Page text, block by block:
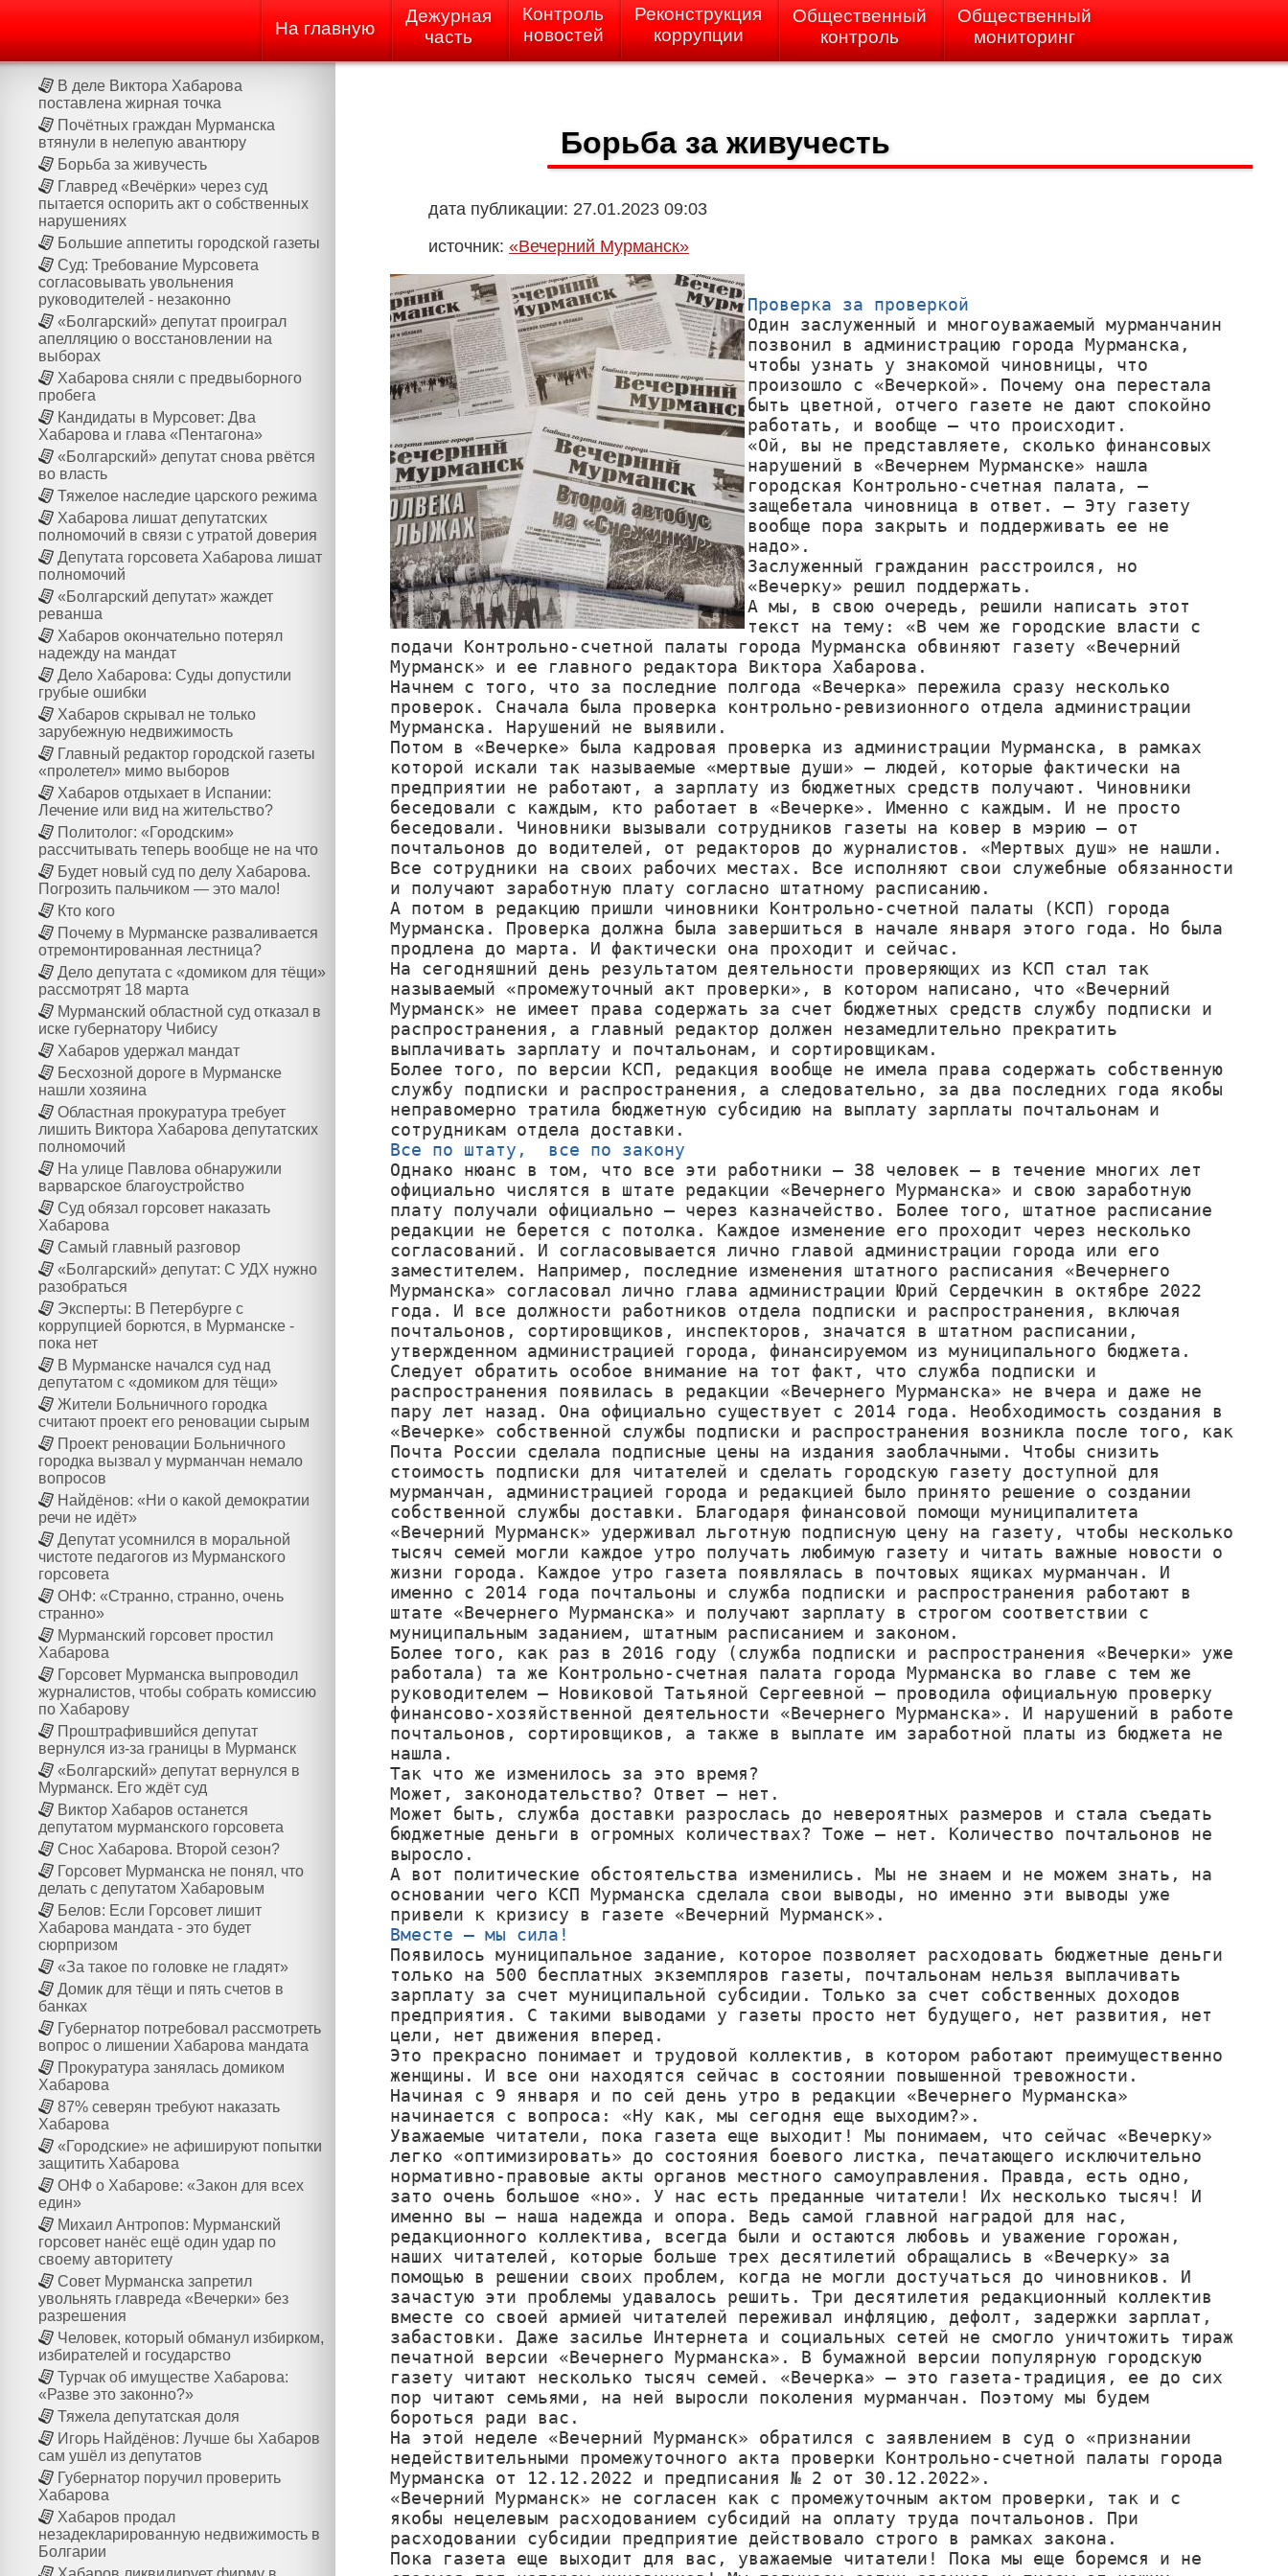
На главную
Дежурная
часть
Контроль
новостей
Реконструкция
коррупции
Общественный
контроль
Общественный
мониторинг
В деле Виктора Хабарова
поставлена жирная точка
Почётных граждан Мурманска
втянули в нелепую авантюру
Борьба за живучесть
Главред «Вечёрки» через суд
пытается оспорить акт о собственных
нарушениях
Большие аппетиты городской газеты
Суд: Требование Мурсовета
согласовывать увольнения
руководителей - незаконно
«Болгарский» депутат проиграл
апелляцию о восстановлении на
выборах
Хабарова сняли с предвыборного
пробега
Кандидаты в Мурсовет: Два
Хабарова и глава «Пентагона»
«Болгарский» депутат снова рвётся
во власть
Тяжелое наследие царского режима
Хабарова лишат депутатских
полномочий в связи с утратой доверия
Депутата горсовета Хабарова лишат
полномочий
«Болгарский депутат» жаждет
реванша
Хабаров окончательно потерял
надежду на мандат
Дело Хабарова: Суды допустили
грубые ошибки
Хабаров скрывал не только
зарубежную недвижимость
Главный редактор городской газеты
«пролетел» мимо выборов
Хабаров отдыхает в Испании:
Лечение или вид на жительство?
Политолог: «Городским»
рассчитывать теперь вообще не на что
Будет новый суд по делу Хабарова.
Погрозить пальчиком — это мало!
Кто кого
Почему в Мурманске разваливается
отремонтированная лестница?
Дело депутата с «домиком для тёщи»
рассмотрят 18 марта
Мурманский областной суд отказал в
иске губернатору Чибису
Хабаров удержал мандат
Бесхозной дороге в Мурманске
нашли хозяина
Областная прокуратура требует
лишить Виктора Хабарова депутатских
полномочий
На улице Павлова обнаружили
варварское благоустройство
Суд обязал горсовет наказать
Хабарова
Самый главный разговор
«Болгарский» депутат: С УДХ нужно
разобраться
Эксперты: В Петербурге с
коррупцией борются, в Мурманске -
пока нет
В Мурманске начался суд над
депутатом с «домиком для тёщи»
Жители Больничного городка
считают проект его реновации сырым
Проект реновации Больничного
городка вызвал у мурманчан немало
вопросов
Найдёнов: «Ни о какой демократии
речи не идёт»
Депутат усомнился в моральной
чистоте педагогов из Мурманского
горсовета
ОНФ: «Странно, странно, очень
странно»
Мурманский горсовет простил
Хабарова
Горсовет Мурманска выпроводил
журналистов, чтобы собрать комиссию
по Хабарову
Проштрафившийся депутат
вернулся из-за границы в Мурманск
«Болгарский» депутат вернулся в
Мурманск. Его ждёт суд
Виктор Хабаров останется
депутатом мурманского горсовета
Снос Хабарова. Второй сезон?
Горсовет Мурманска не понял, что
делать с депутатом Хабаровым
Белов: Если Горсовет лишит
Хабарова мандата - это будет
сюрпризом
«За такое по головке не гладят»
Домик для тёщи и пять счетов в
банках
Губернатор потребовал рассмотреть
вопрос о лишении Хабарова мандата
Прокуратура занялась домиком
Хабарова
87% северян требуют наказать
Хабарова
«Городские» не афишируют попытки
защитить Хабарова
ОНФ о Хабарове: «Закон для всех
един»
Михаил Антропов: Мурманский
горсовет нанёс ещё один удар по
своему авторитету
Совет Мурманска запретил
увольнять главреда «Вечерки» без
разрешения
Человек, который обманул избирком,
избирателей и государство
Турчак об имуществе Хабарова:
«Разве это законно?»
Тяжела депутатская доля
Игорь Найдёнов: Лучше бы Хабаров
сам ушёл из депутатов
Губернатор поручил проверить
Хабарова
Хабаров продал
незадекларированную недвижимость в
Болгарии
Борьба за живучесть
дата публикации: 27.01.2023 09:03
источник: «Вечерний Мурманск»
Проверка за проверкой
Один заслуженный и многоуважаемый мурманчанин
позвонил в администрацию города Мурманска,
чтобы узнать у знакомой чиновницы, что
произошло с «Вечеркой». Почему она перестала
быть цветной, отчего газете не дают спокойно
работать, и вообще – что происходит.
«Ой, вы не представляете, сколько финансовых
нарушений в «Вечернем Мурманске» нашла
городская Контрольно-счетная палата, –
защебетала чиновница в ответ. – Эту газету
вообще пора закрыть и поддерживать ее не
надо».
Заслуженный гражданин расстроился, но
«Вечерку» решил поддержать.
А мы, в свою очередь, решили написать этот
текст на тему: «В чем же городские власти с
подачи Контрольно-счетной палаты города Мурманска обвиняют газету «Вечерний
Мурманск» и ее главного редактора Виктора Хабарова.
Начнем с того, что за последние полгода «Вечерка» пережила сразу несколько
проверок. Сначала была проверка контрольно-ревизионного отдела администрации
Мурманска. Нарушений не выявили.
Потом в «Вечерке» была кадровая проверка из администрации Мурманска, в рамках
которой искали так называемые «мертвые души» – людей, которые фактически на
предприятии не работают, а зарплату из бюджетных средств получают. Чиновники
беседовали с каждым, кто работает в «Вечерке». Именно с каждым. И не просто
беседовали. Чиновники вызывали сотрудников газеты на ковер в мэрию – от
почтальонов до водителей, от редакторов до журналистов. «Мертвых душ» не нашли.
Все сотрудники на своих рабочих местах. Все исполняют свои служебные обязанности
и получают заработную плату согласно штатному расписанию.
А потом в редакцию пришли чиновники Контрольно-счетной палаты (КСП) города
Мурманска. Проверка должна была завершиться в начале января этого года. Но была
продлена до марта. И фактически она проходит и сейчас.
На сегодняшний день результатом деятельности проверяющих из КСП стал так
называемый «промежуточный акт проверки», в котором написано, что «Вечерний
Мурманск» не имеет права содержать за счет бюджетных средств службу подписки и
распространения, а главный редактор должен незамедлительно прекратить
выплачивать зарплату и почтальонам, и сортировщикам.
Более того, по версии КСП, редакция вообще не имела права содержать собственную
службу подписки и распространения, а следовательно, за два последних года якобы
неправомерно тратила бюджетную субсидию на выплату зарплаты почтальонам и
Все по штату,  все по закону
Однако нюанс в том, что все эти работники – 38 человек – в течение многих лет
официально числятся в штате редакции «Вечернего Мурманска» и свою заработную
плату получали официально – через казначейство. Более того, штатное расписание
редакции не берется с потолка. Каждое изменение его проходит через несколько
согласований. И согласовывается лично главой администрации города или его
заместителем. Например, последние изменения штатного расписания «Вечернего
Мурманска» согласовал лично глава администрации Юрий Сердечкин в октябре 2022
года. И все должности работников отдела подписки и распространения, включая
почтальонов, сортировщиков, инспекторов, значатся в штатном расписании,
утвержденном администрацией города, финансируемом из муниципального бюджета.
Следует обратить особое внимание на тот факт, что служба подписки и
распространения появилась в редакции «Вечернего Мурманска» не вчера и даже не
пару лет назад. Она официально существует с 2014 года. Необходимость создания в
«Вечерке» собственной службы подписки и распространения возникла после того, как
Почта России сделала подписные цены на издания заоблачными. Чтобы снизить
стоимость подписки для читателей и сделать городскую газету доступной для
мурманчан, администрацией города и редакцией было принято решение о создании
собственной службы доставки. Благодаря финансовой помощи муниципалитета
«Вечерний Мурманск» удерживал льготную подписную цену на газету, чтобы несколько
тысяч семей могли каждое утро получать любимую газету и читать важные новости о
жизни города. Каждое утро газета появлялась в почтовых ящиках мурманчан. И
именно с 2014 года почтальоны и служба подписки и распространения работают в
штате «Вечернего Мурманска» и получают зарплату в строгом соответствии с
муниципальным заданием, штатным расписанием и законом.
Более того, как раз в 2016 году (служба подписки и распространения «Вечерки» уже
работала) та же Контрольно-счетная палата города Мурманска во главе с тем же
руководителем – Новиковой Татьяной Сергеевной – проводила официальную проверку
финансово-хозяйственной деятельности «Вечернего Мурманска». И нарушений в работе
почтальонов, сортировщиков, а также в выплате им заработной платы из бюджета не
нашла.
Так что же изменилось за это время?
Может, законодательство? Ответ – нет.
Может быть, служба доставки разрослась до невероятных размеров и стала съедать
бюджетные деньги в огромных количествах? Тоже – нет. Количество почтальонов не
выросло.
А вот политические обстоятельства изменились. Мы не знаем и не можем знать, на
основании чего КСП Мурманска сделала свои выводы, но именно эти выводы уже
Вместе – мы сила!
Появилось муниципальное задание, которое позволяет расходовать бюджетные деньги
только на 500 бесплатных экземпляров газеты, почтальонам нельзя выплачивать
зарплату за счет муниципальной субсидии. Только за счет собственных доходов
предприятия. С такими выводами у газеты просто нет будущего, нет развития, нет
цели, нет движения вперед.
Это прекрасно понимает и трудовой коллектив, в котором работают преимущественно
женщины. И все они находятся сейчас в состоянии повышенной тревожности.
Начиная с 9 января и по сей день утро в редакции «Вечернего Мурманска»
начинается с вопроса: «Ну как, мы сегодня еще выходим?».
Уважаемые читатели, пока газета еще выходит! Мы понимаем, что сейчас «Вечерку»
легко «оптимизировать» до состояния боевого листка, печатающего исключительно
нормативно-правовые акты органов местного самоуправления. Правда, есть одно,
зато очень большое «но». У нас есть преданные читатели! Их несколько тысяч! И
именно вы – наша надежда и опора. Ведь самой главной наградой для нас,
редакционного коллектива, всегда были и остаются любовь и уважение горожан,
наших читателей, которые больше трех десятилетий обращались в «Вечерку» за
помощью в решении своих проблем, когда не могли достучаться до чиновников. И
зачастую эти проблемы удавалось решить. Три десятилетия редакционный коллектив
вместе со своей армией читателей переживал инфляцию, дефолт, задержки зарплат,
забастовки. Даже засилье Интернета и социальных сетей не смогло уничтожить тираж
печатной версии «Вечернего Мурманска». В бумажной версии популярную городскую
газету читают несколько тысяч семей. «Вечерка» – это газета-традиция, ее до сих
пор читают семьями, на ней выросли поколения мурманчан. Поэтому мы будем
бороться ради вас.
На этой неделе «Вечерний Мурманск» обратился с заявлением в суд о «признании
недействительными промежуточного акта проверки Контрольно-счетной палаты города
Мурманска от 12.12.2022 и предписания № 2 от 30.12.2022».
«Вечерний Мурманск» не согласен как с промежуточным актом проверки, так и с
якобы нецелевым расходованием субсидий на оплату труда почтальонов. При
расходовании субсидии предприятие действовало строго в рамках закона.
Пока газета еще выходит для вас, уважаемые читатели! Пока мы еще боремся и не